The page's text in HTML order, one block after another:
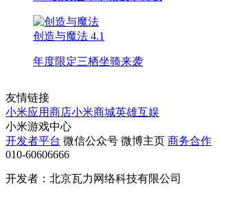
创造与魔法 4.1
年度限定三栖坐骑来袭
友情链接
小米应用商店小米商城英雄互娱
小米游戏中心
开发者平台 微信公众号 微博主页 商务合作
010-60606666
开发者：北京瓦力网络科技有限公司